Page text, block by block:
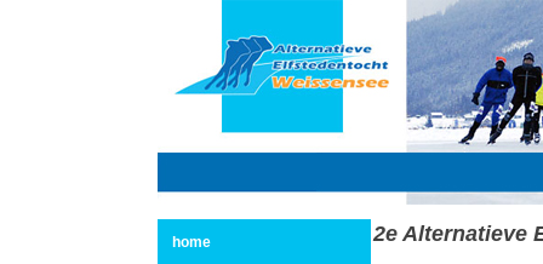
home 2e Alternatieve